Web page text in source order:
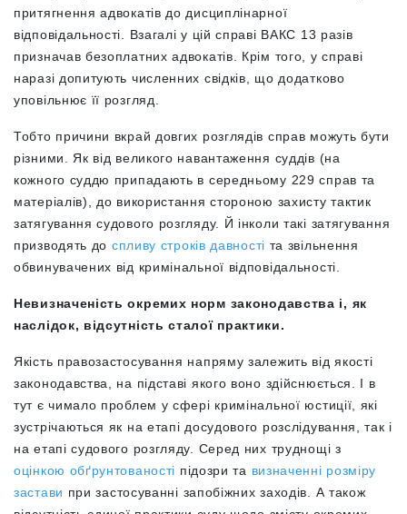
притягнення адвокатів до дисциплінарної
відповідальності. Взагалі у цій справі ВАКС 13 разів
призначав безоплатних адвокатів. Крім того, у справі
наразі допитують численних свідків, що додатково
уповільнює її розгляд.
Тобто причини вкрай довгих розглядів справ можуть бути
різними. Як від великого навантаження суддів (на
кожного суддю припадають в середньому 229 справ та
матеріалів), до використання стороною захисту тактик
затягування судового розгляду. Й інколи такі затягування
призводять до спливу строків давності та звільнення
обвинувачених від кримінальної відповідальності.
Невизначеність окремих норм законодавства і, як
наслідок, відсутність сталої практики.
Якість правозастосування напряму залежить від якості
законодавства, на підставі якого воно здійснюється. І в
тут є чимало проблем у сфері кримінальної юстиції, які
зустрічаються як на етапі досудового розслідування, так і
на етапі судового розгляду. Серед них труднощі з
оцінкою обґрунтованості підозри та визначенні розміру
застави при застосуванні запобіжних заходів. А також